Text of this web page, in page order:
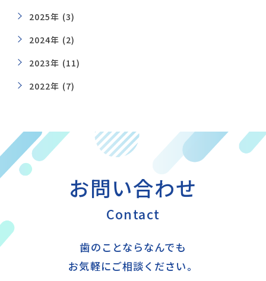
2025年 (3)
2024年 (2)
2023年 (11)
2022年 (7)
お問い合わせ
Contact
歯のことならなんでも
お気軽にご相談ください。